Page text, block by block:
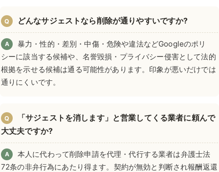
Q どんなサジェストなら削除が通りやすいですか?
A
暴力・性的・差別・中傷・危険や違法などGoogleのポリ
シーに該当する候補や、名誉毀損・プライバシー侵害として法的
根拠を示せる候補は通る可能性があります。印象が悪いだけでは
通りにくいです。
Q
「サジェストを消します」と営業してくる業者に頼んで
大丈夫ですか?
A
本人に代わって削除申請を代理・代行する業者は弁護士法
72条の非弁行為にあたり得ます。契約が無効と判断され報酬返還